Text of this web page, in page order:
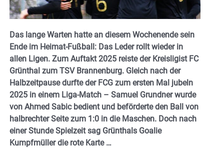
Das lange Warten hatte an diesem Wochenende sein
Ende im Heimat-Fußball: Das Leder rollt wieder in
allen Ligen. Zum Auftakt 2025 reiste der Kreisligist FC
Grünthal zum TSV Brannenburg. Gleich nach der
Halbzeitpause durfte der FCG zum ersten Mal jubeln
2025 in einem Liga-Match – Samuel Grundner wurde
von Ahmed Sabic bedient und beförderte den Ball von
halbrechter Seite zum 1:0 in die Maschen. Doch nach
einer Stunde Spielzeit sag Grünthals Goalie
Kumpfmüller die rote Karte …